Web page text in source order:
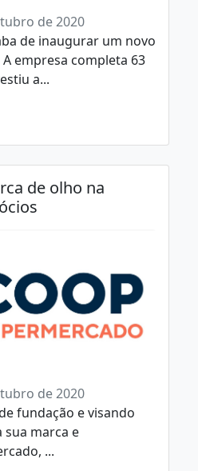
de 2020
de inaugurar um novo
empresa completa 63
a...
de olho na
de 2020
fundação e visando
marca e
...